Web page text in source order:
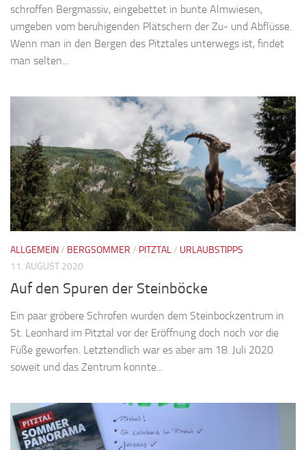
schroffen Bergmassiv, eingebettet in bunte Almwiesen,
umgeben vom beruhigenden Plätschern der Zu- und Abflüsse.
Wenn man in den Bergen des Pitztales unterwegs ist, findet
man selten...
ALLGEMEIN/ BERGSOMMER / PITZTAL/ URLAUBSTIPPS
11. AUGUST 2020
Auf den Spuren der Steinböcke
Ein paar gröbere Schrofen wurden dem Steinbockzentrum in
St. Leonhard im Pitztal vor der Eröffnung doch noch vor die
Füße geworfen. Letztendlich war es aber am 18. Juli 2020
soweit und das Zentrum konnte...